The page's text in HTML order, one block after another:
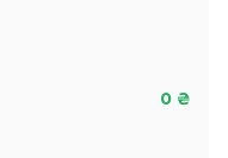
0 ₴